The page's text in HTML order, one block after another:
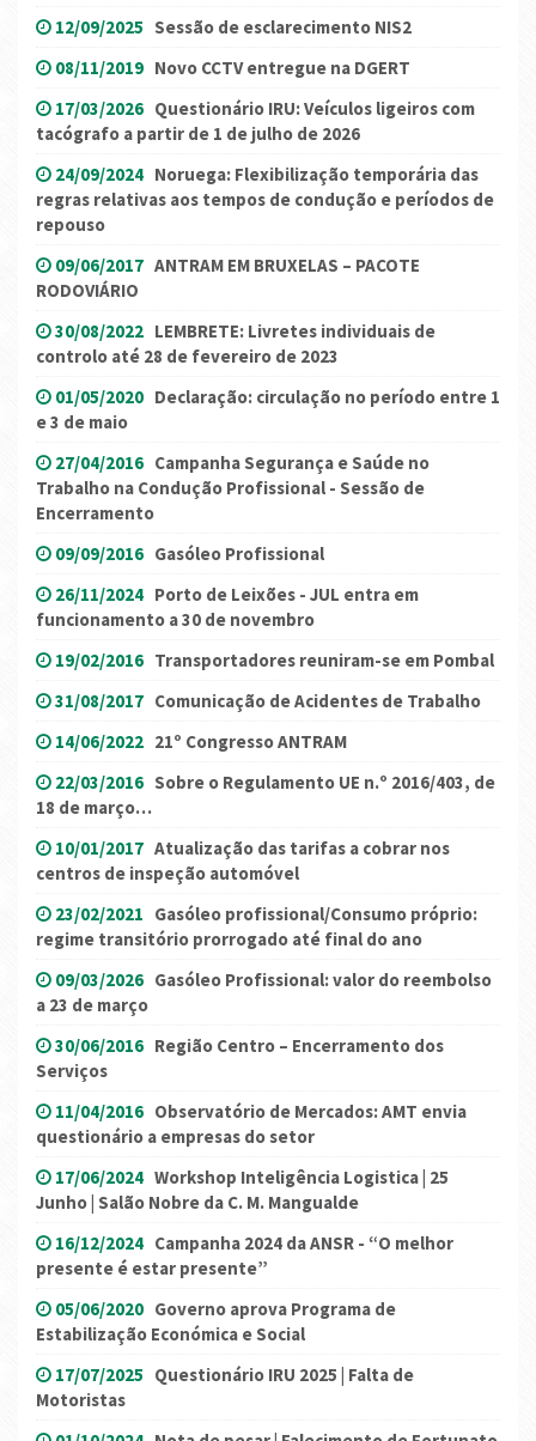
12/09/2025 Sessão de esclarecimento NIS2
08/11/2019 Novo CCTV entregue na DGERT
17/03/2026 Questionário IRU: Veículos ligeiros com
tacógrafo a partir de 1 de julho de 2026
24/09/2024 Noruega: Flexibilização temporária das
regras relativas aos tempos de condução e períodos de
repouso
09/06/2017 ANTRAM EM BRUXELAS – PACOTE
RODOVIÁRIO
30/08/2022 LEMBRETE: Livretes individuais de
controlo até 28 de fevereiro de 2023
01/05/2020 Declaração: circulação no período entre 1
e 3 de maio
27/04/2016 Campanha Segurança e Saúde no
Trabalho na Condução Profissional - Sessão de
Encerramento
09/09/2016 Gasóleo Profissional
26/11/2024 Porto de Leixões - JUL entra em
funcionamento a 30 de novembro
19/02/2016 Transportadores reuniram-se em Pombal
31/08/2017 Comunicação de Acidentes de Trabalho
14/06/2022 21º Congresso ANTRAM
22/03/2016 Sobre o Regulamento UE n.º 2016/403, de
18 de março…
10/01/2017 Atualização das tarifas a cobrar nos
centros de inspeção automóvel
23/02/2021 Gasóleo profissional/Consumo próprio:
regime transitório prorrogado até final do ano
09/03/2026 Gasóleo Profissional: valor do reembolso
a 23 de março
30/06/2016 Região Centro – Encerramento dos
Serviços
11/04/2016 Observatório de Mercados: AMT envia
questionário a empresas do setor
17/06/2024 Workshop Inteligência Logistica | 25
Junho | Salão Nobre da C. M. Mangualde
16/12/2024 Campanha 2024 da ANSR - “O melhor
presente é estar presente”
05/06/2020 Governo aprova Programa de
Estabilização Económica e Social
17/07/2025 Questionário IRU 2025 | Falta de
Motoristas